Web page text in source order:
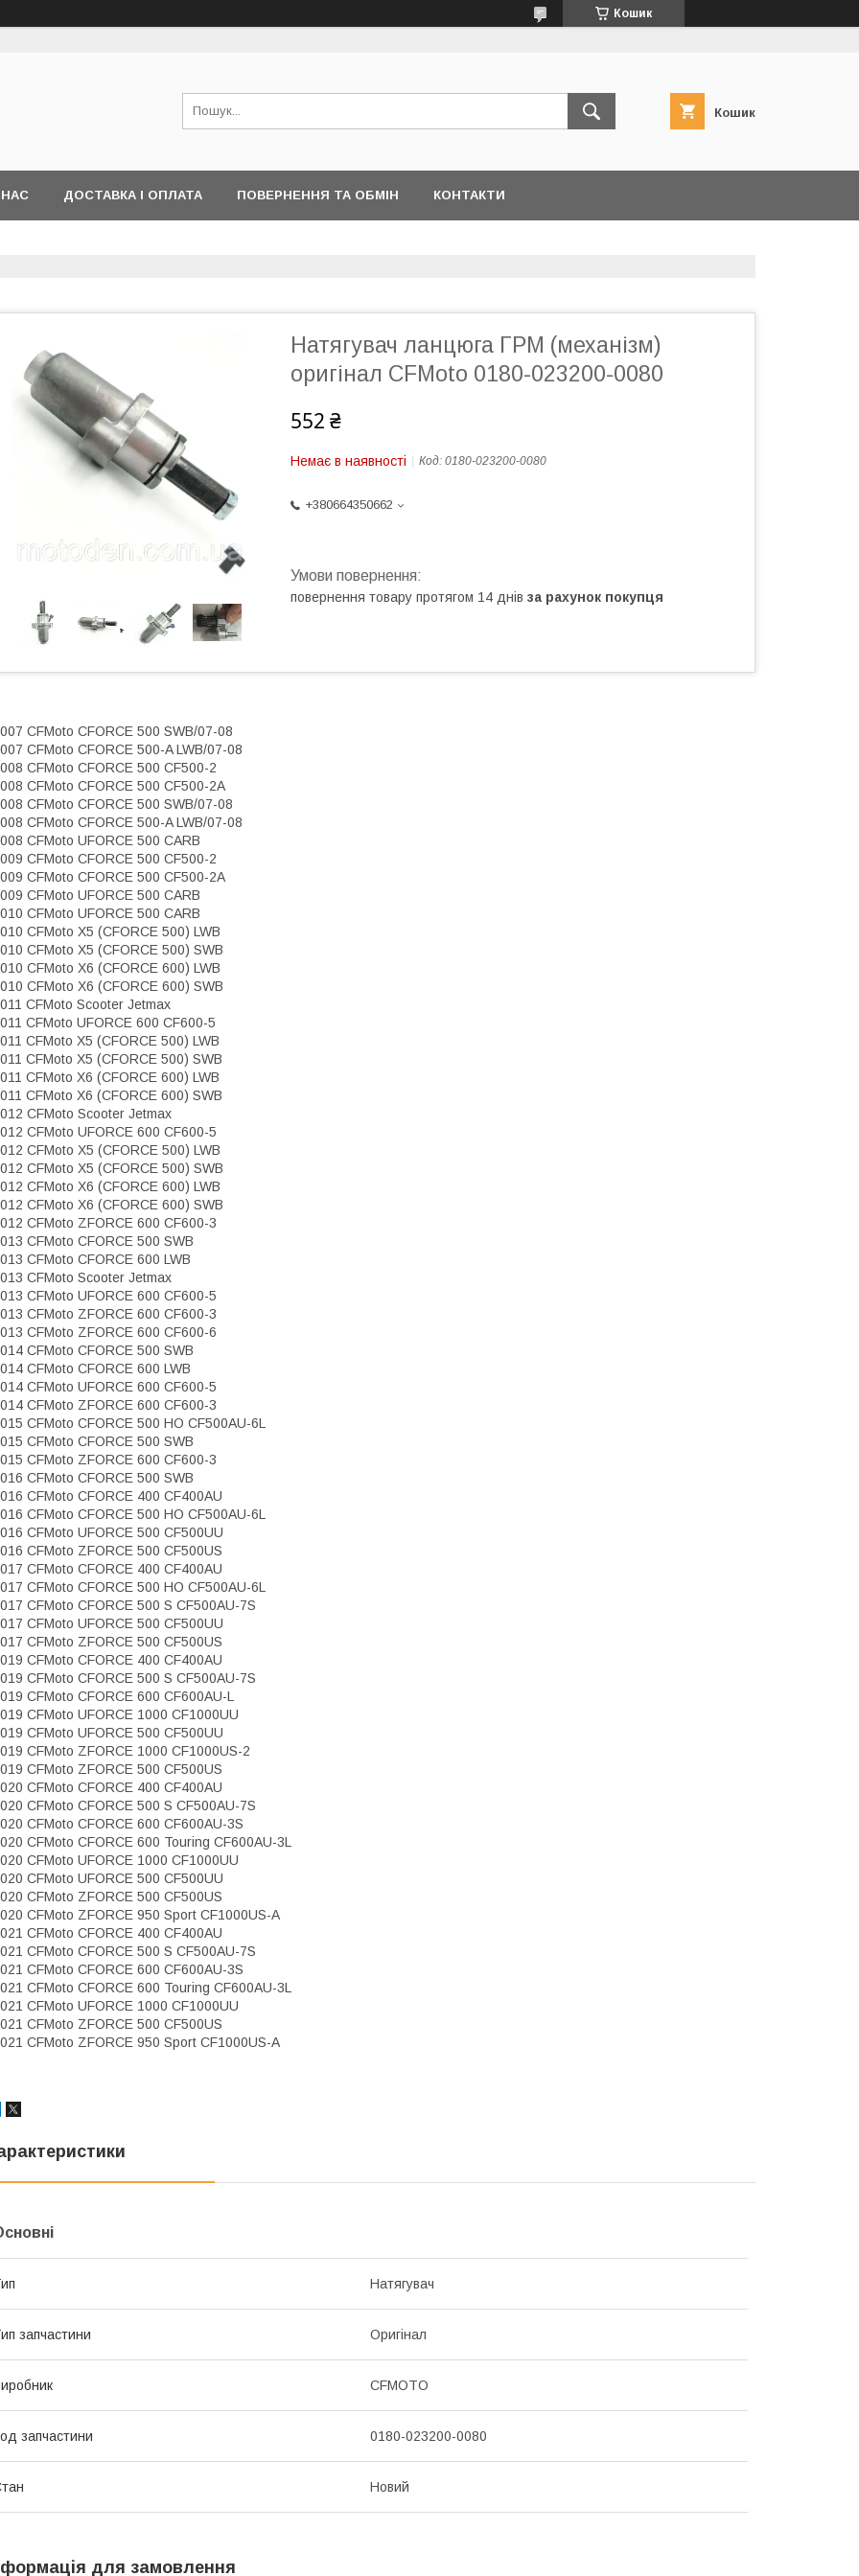
Кошик
Кошик
ДОСТАВКА І ОПЛАТА ПОВЕРНЕННЯ ТА ОБМІН КОНТАКТИ
Натягувач ланцюга ГРМ (механізм)
оригінал СFMoto 0180-023200-0080
552 ₴
Немає в наявності Код: 0180-023200-0080
+380664350662
повернення товару протягом 14 днів за рахунок покупця
CFMoto CFORCE 500 SWB/07-08
CFMoto CFORCE 500-A LWB/07-08
CFMoto CFORCE 500 CF500-2
CFMoto CFORCE 500 CF500-2A
CFMoto CFORCE 500 SWB/07-08
CFMoto CFORCE 500-A LWB/07-08
CFMoto UFORCE 500 CARB
CFMoto CFORCE 500 CF500-2
CFMoto CFORCE 500 CF500-2A
CFMoto UFORCE 500 CARB
CFMoto UFORCE 500 CARB
CFMoto X5 (CFORCE 500) LWB
CFMoto X5 (CFORCE 500) SWB
CFMoto X6 (CFORCE 600) LWB
CFMoto X6 (CFORCE 600) SWB
CFMoto Scooter Jetmax
CFMoto UFORCE 600 CF600-5
CFMoto X5 (CFORCE 500) LWB
CFMoto X5 (CFORCE 500) SWB
CFMoto X6 (CFORCE 600) LWB
CFMoto X6 (CFORCE 600) SWB
CFMoto Scooter Jetmax
CFMoto UFORCE 600 CF600-5
CFMoto X5 (CFORCE 500) LWB
CFMoto X5 (CFORCE 500) SWB
CFMoto X6 (CFORCE 600) LWB
CFMoto X6 (CFORCE 600) SWB
CFMoto ZFORCE 600 CF600-3
CFMoto CFORCE 500 SWB
CFMoto CFORCE 600 LWB
CFMoto Scooter Jetmax
CFMoto UFORCE 600 CF600-5
CFMoto ZFORCE 600 CF600-3
CFMoto ZFORCE 600 CF600-6
CFMoto CFORCE 500 SWB
CFMoto CFORCE 600 LWB
CFMoto UFORCE 600 CF600-5
CFMoto ZFORCE 600 CF600-3
CFMoto CFORCE 500 HO CF500AU-6L
CFMoto CFORCE 500 SWB
CFMoto ZFORCE 600 CF600-3
CFMoto CFORCE 500 SWB
CFMoto CFORCE 400 CF400AU
CFMoto CFORCE 500 HO CF500AU-6L
CFMoto UFORCE 500 CF500UU
CFMoto ZFORCE 500 CF500US
CFMoto CFORCE 400 CF400AU
CFMoto CFORCE 500 HO CF500AU-6L
CFMoto CFORCE 500 S CF500AU-7S
CFMoto UFORCE 500 CF500UU
CFMoto ZFORCE 500 CF500US
CFMoto CFORCE 400 CF400AU
CFMoto CFORCE 500 S CF500AU-7S
CFMoto CFORCE 600 CF600AU-L
CFMoto UFORCE 1000 CF1000UU
CFMoto UFORCE 500 CF500UU
CFMoto ZFORCE 1000 CF1000US-2
CFMoto ZFORCE 500 CF500US
CFMoto CFORCE 400 CF400AU
CFMoto CFORCE 500 S CF500AU-7S
CFMoto CFORCE 600 CF600AU-3S
CFMoto CFORCE 600 Touring CF600AU-3L
CFMoto UFORCE 1000 CF1000UU
CFMoto UFORCE 500 CF500UU
CFMoto ZFORCE 500 CF500US
CFMoto ZFORCE 950 Sport CF1000US-A
CFMoto CFORCE 400 CF400AU
CFMoto CFORCE 500 S CF500AU-7S
CFMoto CFORCE 600 CF600AU-3S
CFMoto CFORCE 600 Touring CF600AU-3L
CFMoto UFORCE 1000 CF1000UU
CFMoto ZFORCE 500 CF500US
CFMoto ZFORCE 950 Sport CF1000US-A
Натягувач
запчастини Оригінал
CFMOTO
запчастини 0180-023200-0080
Новий
для замовлення